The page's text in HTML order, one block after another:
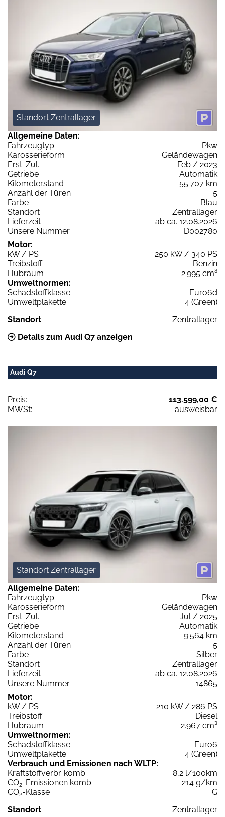
Standort Zentrallager
Allgemeine Daten:
Fahrzeugtyp
Pkw
Karosserieform
Geländewagen
Erst-Zul.
Feb / 2023
Getriebe
Automatik
Kilometerstand
55.707 km
Anzahl der Türen
5
Farbe
Blau
Standort
Zentrallager
Lieferzeit
ab ca. 12.08.2026
Unsere Nummer
D002780
Motor:
kW / PS
250 kW / 340 PS
Treibstoff
Benzin
Hubraum
2.995 cm³
Umweltnormen:
Schadstoffklasse
Euro6d
Umweltplakette
4 (Green)
Standort
Zentrallager
Details zum Audi Q7 anzeigen
Audi Q7
Preis:
113.599,00 €
MWSt:
ausweisbar
Standort Zentrallager
Allgemeine Daten:
Fahrzeugtyp
Pkw
Karosserieform
Geländewagen
Erst-Zul.
Jul / 2025
Getriebe
Automatik
Kilometerstand
9.564 km
Anzahl der Türen
5
Farbe
Silber
Standort
Zentrallager
Lieferzeit
ab ca. 12.08.2026
Unsere Nummer
14865
Motor:
kW / PS
210 kW / 286 PS
Treibstoff
Diesel
Hubraum
2.967 cm³
Umweltnormen:
Schadstoffklasse
Euro6
Umweltplakette
4 (Green)
Verbrauch und Emissionen nach WLTP:
Kraftstoffverbr. komb.
8,2 l/100km
CO2-Emissionen komb.
214 g/km
CO2-Klasse
G
Standort
Zentrallager